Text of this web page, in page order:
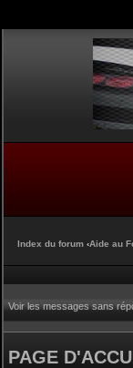
Index du forum ‹Aide au
Voir les messages sans
PAGE